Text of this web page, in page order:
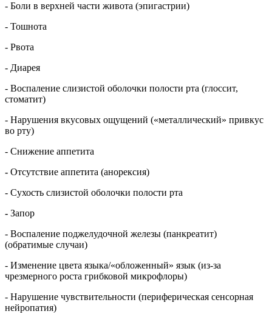
- Боли в верхней части живота (эпигастрии)
- Тошнота
- Рвота
- Диарея
- Воспаление слизистой оболочки полости рта (глоссит,
стоматит)
- Нарушения вкусовых ощущений («металлический» привкус
во рту)
- Снижение аппетита
- Отсутствие аппетита (анорексия)
- Сухость слизистой оболочки полости рта
- Запор
- Воспаление поджелудочной железы (панкреатит)
(обратимые случаи)
- Изменение цвета языка/«обложенный» язык (из-за
чрезмерного роста грибковой микрофлоры)
- Нарушение чувствительности (периферическая сенсорная
нейропатия)